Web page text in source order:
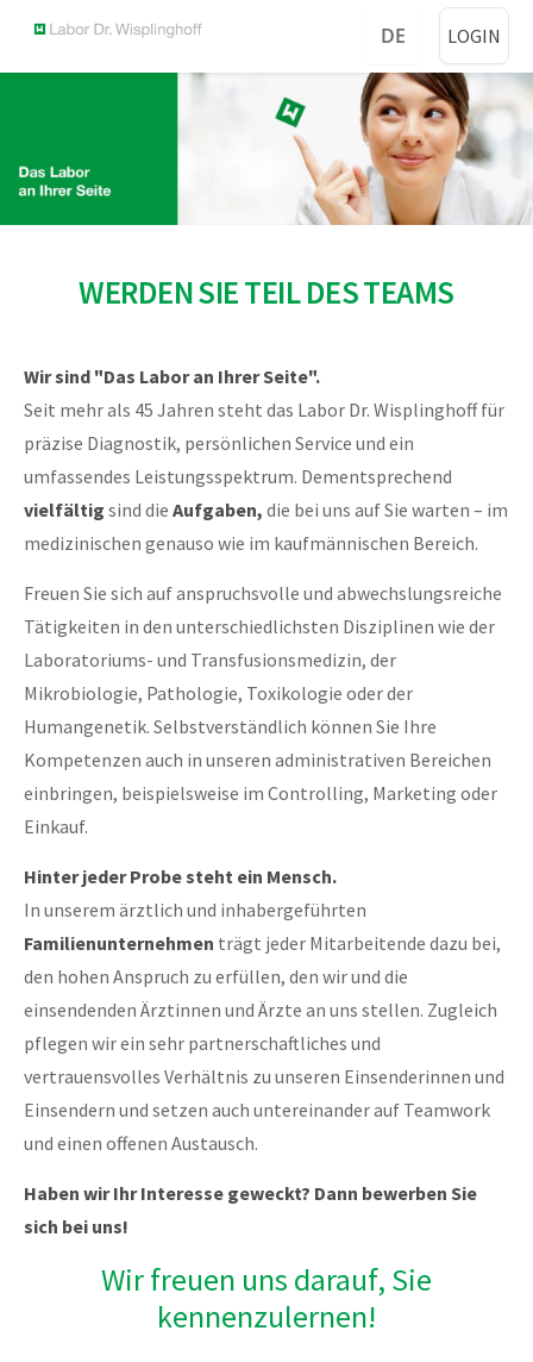
DE LOGIN
WERDEN SIE TEIL DES TEAMS
Wir sind "Das Labor an Ihrer Seite".
Seit mehr als 45 Jahren steht das Labor Dr. Wisplinghoff für
präzise Diagnostik, persönlichen Service und ein
umfassendes Leistungsspektrum. Dementsprechend
vielfältig sind die Aufgaben, die bei uns auf Sie warten – im
medizinischen genauso wie im kaufmännischen Bereich.
Freuen Sie sich auf anspruchsvolle und abwechslungsreiche
Tätigkeiten in den unterschiedlichsten Disziplinen wie der
Laboratoriums- und Transfusionsmedizin, der
Mikrobiologie, Pathologie, Toxikologie oder der
Humangenetik. Selbstverständlich können Sie Ihre
Kompetenzen auch in unseren administrativen Bereichen
einbringen, beispielsweise im Controlling, Marketing oder
Einkauf.
Hinter jeder Probe steht ein Mensch.
In unserem ärztlich und inhabergeführten
Familienunternehmen trägt jeder Mitarbeitende dazu bei,
den hohen Anspruch zu erfüllen, den wir und die
einsendenden Ärztinnen und Ärzte an uns stellen. Zugleich
pflegen wir ein sehr partnerschaftliches und
vertrauensvolles Verhältnis zu unseren Einsenderinnen und
Einsendern und setzen auch untereinander auf Teamwork
und einen offenen Austausch.
Haben wir Ihr Interesse geweckt? Dann bewerben Sie
sich bei uns!
Wir freuen uns darauf, Sie
kennenzulernen!